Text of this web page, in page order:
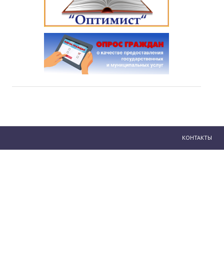
КОНТАКТЫ